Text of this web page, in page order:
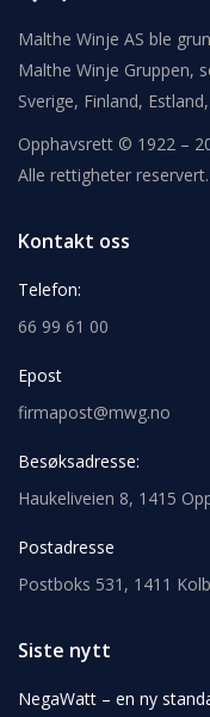
Malthe Winje AS ble
Malthe Winje Gruppen,
Sverige, Finland,
Opphavsrett © 1922 –
Alle rettigheter reservert.
Kontakt oss
Telefon:
66 99 61 00
Epost
firmapost@mwg.no
Besøksadresse:
Haukeliveien 8, 1415
Postadresse
Postboks 531, 1411
Siste nytt
NegaWatt – en ny